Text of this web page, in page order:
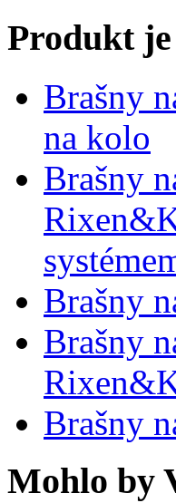
Produkt
Brašny
na kolo
Brašny
Brašny
Brašny
Brašny
Mohlo by